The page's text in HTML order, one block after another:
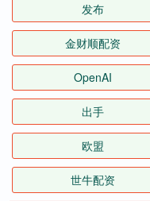
发布
金财顺配资
OpenAI
出手
欧盟
世牛配资